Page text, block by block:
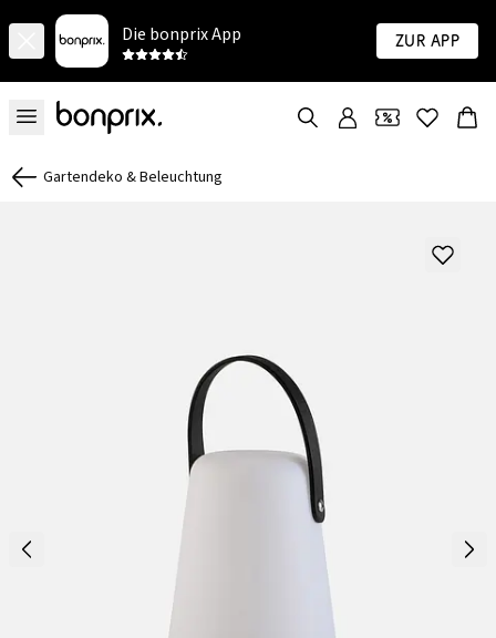
Die bonprix App Zur App
Gartendeko & Beleuchtung